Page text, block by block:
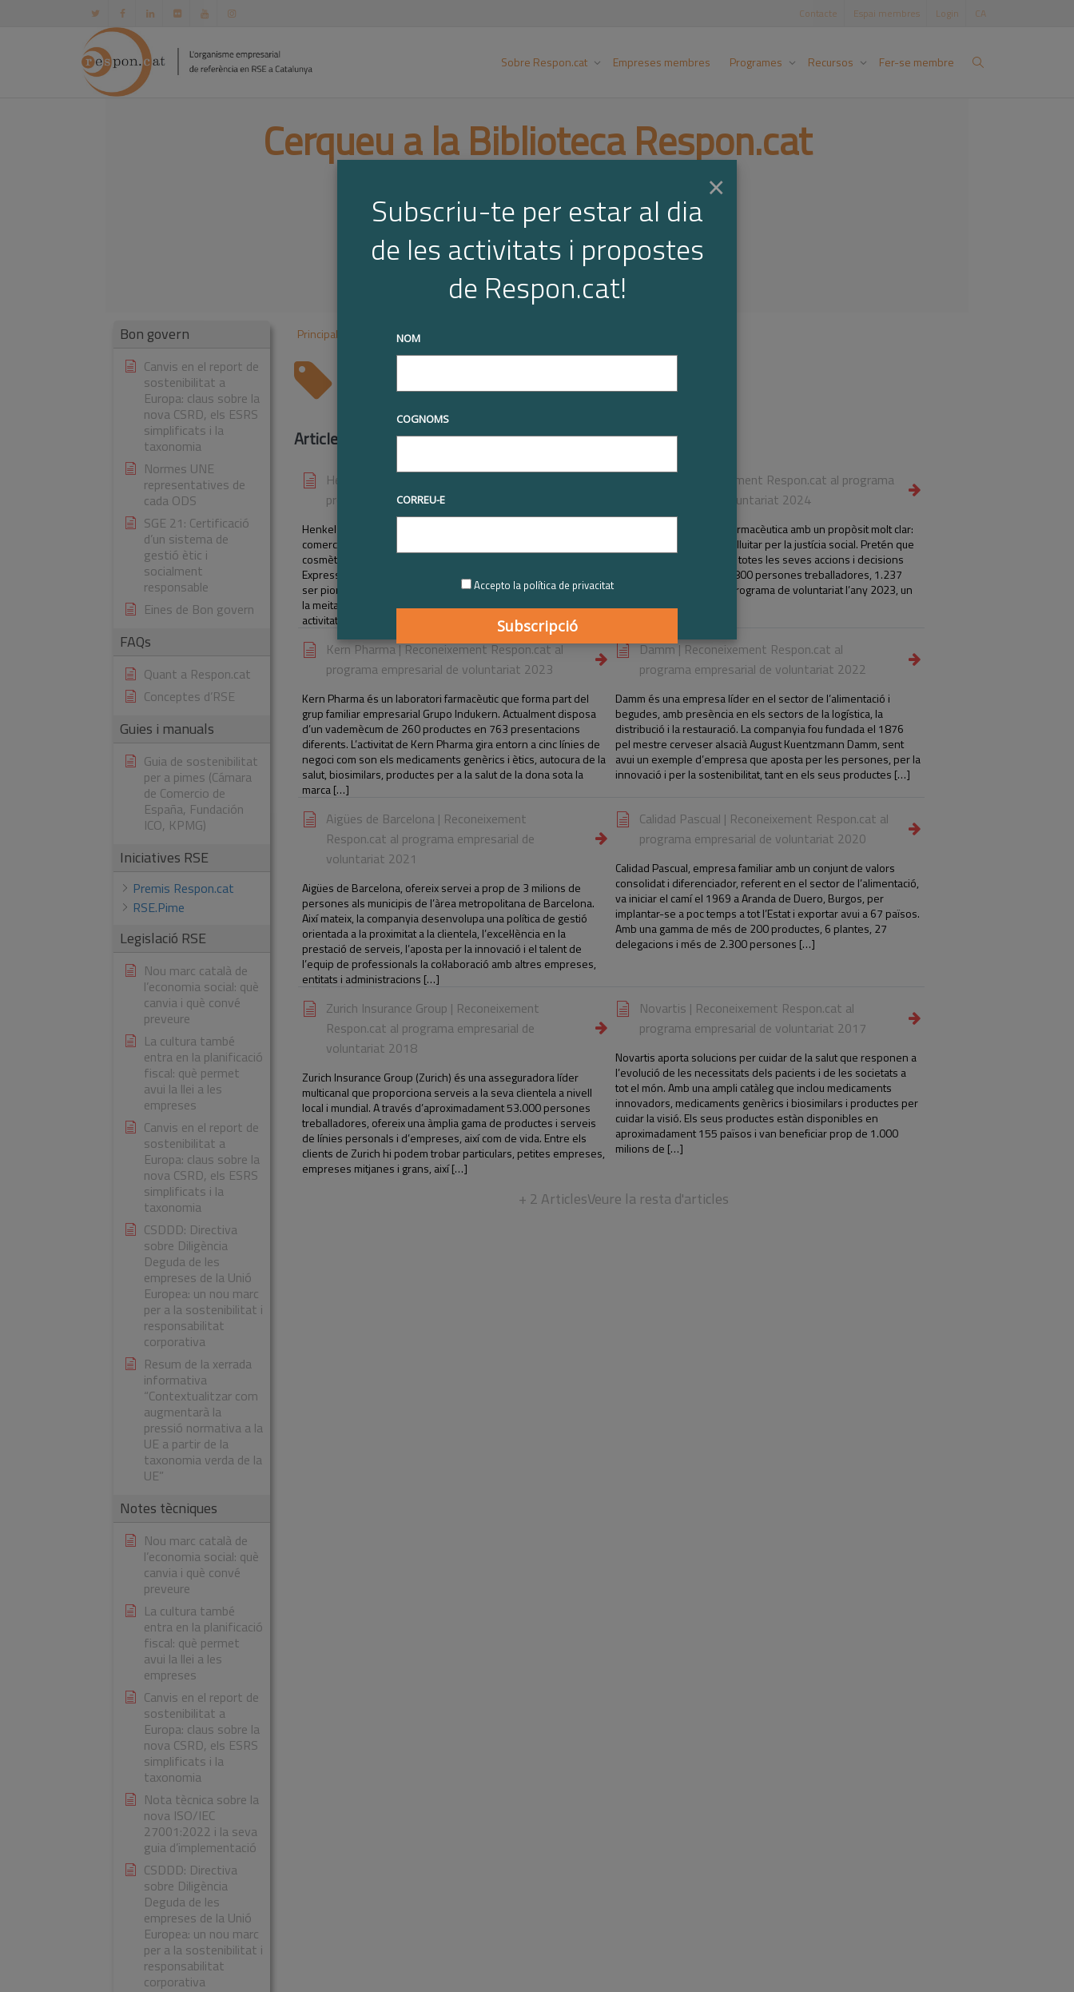
Contacte Espai membres Login CA
Sobre Respon.cat Empreses membres Programes Recursos Fer-se membre
Cerqueu a la Biblioteca Respon.cat
Bon govern
Canvis en el report de
sostenibilitat a
Europa: claus sobre la
nova CSRD, els ESRS
simplificats i la
taxonomia
Normes UNE
representatives de
cada ODS
SGE 21: Certificació
d’un sistema de
gestió ètic i
socialment
responsable
Eines de Bon govern
FAQs
Quant a Respon.cat
Conceptes d’RSE
Guies i manuals
Guia de sostenibilitat
per a pimes (Cámara
de Comercio de
España, Fundación
ICO, KPMG)
Iniciatives RSE
Premis Respon.cat
RSE.Pime
Legislació RSE
Nou marc català de
l’economia social: què
canvia i què convé
preveure
La cultura també
entra en la planificació
fiscal: què permet
avui la llei a les
empreses
Canvis en el report de
sostenibilitat a
Europa: claus sobre la
nova CSRD, els ESRS
simplificats i la
taxonomia
CSDDD: Directiva
sobre Diligència
Deguda de les
empreses de la Unió
Europea: un nou marc
per a la sostenibilitat i
responsabilitat
corporativa
Resum de la xerrada
informativa
“Contextualitzar com
augmentarà la
pressió normativa a la
UE a partir de la
taxonomia verda de la
UE”
Notes tècniques
Nou marc català de
l’economia social: què
canvia i què convé
preveure
La cultura també
entra en la planificació
fiscal: què permet
avui la llei a les
empreses
Canvis en el report de
sostenibilitat a
Europa: claus sobre la
nova CSRD, els ESRS
simplificats i la
taxonomia
Nota tècnica sobre la
nova ISO/IEC
27001:2022 i la seva
guia d’implementació
CSDDD: Directiva
sobre Diligència
Deguda de les
empreses de la Unió
Europea: un nou marc
per a la sostenibilitat i
responsabilitat
corporativa
Principal Voluntariat empresarial
Articles
Henkel | Reconeixement Respon.cat al
programa empresarial de voluntariat 2025
Henkel és una multinacional alemanya que fabrica i
comercialitza productes i tecnologies del sector de detergents,
cosmètica i adhesius, amb marques tan conegudes com Wipp
Express, Schwarzkopf o Loctite. El propòsit de la companyia és
ser pioners pel bé de les futures generacions. El 2025, més de
la meitat de la plantilla ha participat en algunes de les seves
activitats […]
Ferrer | Reconeixement Respon.cat al programa
empresarial de voluntariat 2024
Ferrer és una empresa farmacèutica amb un propòsit molt clar:
utilitzar el seu negoci per lluitar per la justícia social. Pretén que
aquest propòsit impregni totes les seves accions i decisions
diàries. De les gairebé 1.800 persones treballadores, 1.237
han participat en el seu programa de voluntariat l’any 2023, un
69% del total.
Kern Pharma | Reconeixement Respon.cat al
programa empresarial de voluntariat 2023
Kern Pharma és un laboratori farmacèutic que forma part del
grup familiar empresarial Grupo Indukern. Actualment disposa
d’un vademècum de 260 productes en 763 presentacions
diferents. L’activitat de Kern Pharma gira entorn a cinc línies de
negoci com son els medicaments genèrics i ètics, autocura de la
salut, biosimilars, productes per a la salut de la dona sota la
marca […]
Damm | Reconeixement Respon.cat al
programa empresarial de voluntariat 2022
Damm és una empresa líder en el sector de l’alimentació i
begudes, amb presència en els sectors de la logística, la
distribució i la restauració. La companyia fou fundada el 1876
pel mestre cerveser alsacià August Kuentzmann Damm, sent
avui un exemple d’empresa que aposta per les persones, per la
innovació i per la sostenibilitat, tant en els seus productes […]
Aigües de Barcelona | Reconeixement
Respon.cat al programa empresarial de
voluntariat 2021
Aigües de Barcelona, ofereix servei a prop de 3 milions de
persones als municipis de l’àrea metropolitana de Barcelona.
Així mateix, la companyia desenvolupa una política de gestió
orientada a la proximitat a la clientela, l’excel·lència en la
prestació de serveis, l’aposta per la innovació i el talent de
l’equip de professionals la col·laboració amb altres empreses,
entitats i administracions […]
Calidad Pascual | Reconeixement Respon.cat al
programa empresarial de voluntariat 2020
Calidad Pascual, empresa familiar amb un conjunt de valors
consolidat i diferenciador, referent en el sector de l’alimentació,
va iniciar el camí el 1969 a Aranda de Duero, Burgos, per
implantar-se a poc temps a tot l’Estat i exportar avui a 67 països.
Amb una gamma de més de 200 productes, 6 plantes, 27
delegacions i més de 2.300 persones […]
Zurich Insurance Group | Reconeixement
Respon.cat al programa empresarial de
voluntariat 2018
Zurich Insurance Group (Zurich) és una asseguradora líder
multicanal que proporciona serveis a la seva clientela a nivell
local i mundial. A través d’aproximadament 53.000 persones
treballadores, ofereix una àmplia gama de productes i serveis
de línies personals i d’empreses, així com de vida. Entre els
clients de Zurich hi podem trobar particulars, petites empreses,
empreses mitjanes i grans, així […]
Novartis | Reconeixement Respon.cat al
programa empresarial de voluntariat 2017
Novartis aporta solucions per cuidar de la salut que responen a
l’evolució de les necessitats dels pacients i de les societats a
tot el món. Amb una ampli catàleg que inclou medicaments
innovadors, medicaments genèrics i biosimilars i productes per
cuidar la visió. Els seus productes estàn disponibles en
aproximadament 155 països i van beneficiar prop de 1.000
milions de […]
+ 2 ArticlesVeure la resta d'articles
×
Subscriu-te per estar al dia
de les activitats i propostes
de Respon.cat!
NOM
COGNOMS
CORREU-E
Accepto la política de privacitat